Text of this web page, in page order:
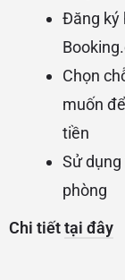
Đăng ký
Chọn
muốn
tiền
Sử
phòng
Chi tiếttại đây